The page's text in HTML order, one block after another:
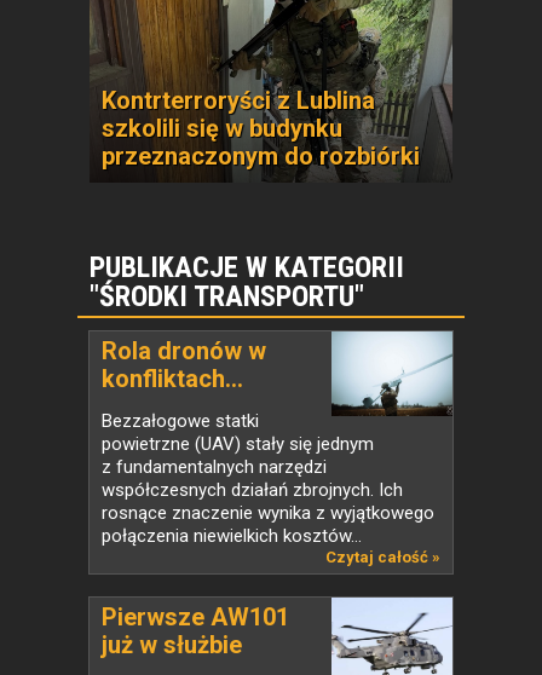
Kontrterroryści z Lublina
szkolili się w budynku
przeznaczonym do rozbiórki
PUBLIKACJE W KATEGORII
"ŚRODKI TRANSPORTU"
Rola dronów w
konfliktach...
Bezzałogowe statki
powietrzne (UAV) stały się jednym
z fundamentalnych narzędzi
współczesnych działań zbrojnych. Ich
rosnące znaczenie wynika z wyjątkowego
połączenia niewielkich kosztów...
Czytaj całość »
Pierwsze AW101
już w służbie